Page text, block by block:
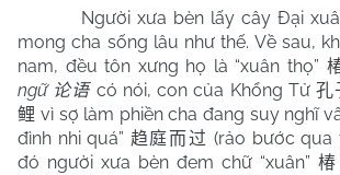
Người xưa bèn lấy cây Đại xuân
mong cha sống lâu như thế. Về sau,
nam, đều tôn xưng họ là “xuân thọ”
ngữ 论语 có nói, con của Khổng Tử 孔
鲤 vì sợ làm phiền cha đang suy nghĩ
đình nhi quá” 趋庭而过 (rảo bước qua
đó người xưa bèn đem chữ “xuân” 椿